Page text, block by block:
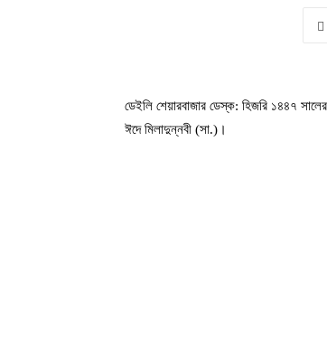
ডেইলি শেয়ারবাজার ডেস্ক: হিজরি ১৪৪৭
ঈদে মিলাদুন্নবী (সা.)।